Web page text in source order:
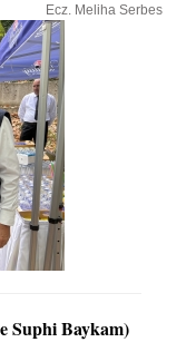
Ecz. Meliha Serbes
Suphi Baykam)